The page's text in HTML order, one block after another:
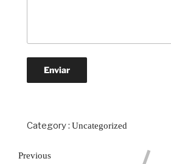
Category : Uncategorized
Previous